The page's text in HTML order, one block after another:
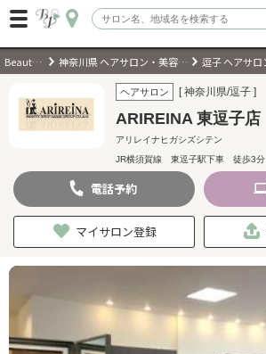
ログイン
会員登録（無料）
キーワード検索
ジャンルを選択
キーワードで検索
BeautyPark 神奈川県 ヘアサロン・美容室・美容院
ヘアサロン [ 神奈川県/逗子 ]
ARIREINA 東逗子店
アリレイナヒガシズシテン
JR横須賀線 東逗子駅下車 徒歩3分
電話予約
マイサロン登録